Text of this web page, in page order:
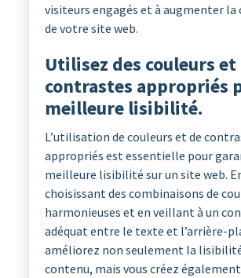
visiteurs engagés et à augmenter
de votre site web.
Utilisez des couleurs et
contrastes appropriés
meilleure lisibilité.
L’utilisation de couleurs et de
appropriés est essentielle pour
meilleure lisibilité sur un site web.
choisissant des combinaisons de
harmonieuses et en veillant à un
adéquat entre le texte et l’arrière-
améliorez non seulement la
contenu, mais vous créez